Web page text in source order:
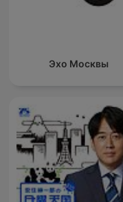
Эхо Москвы